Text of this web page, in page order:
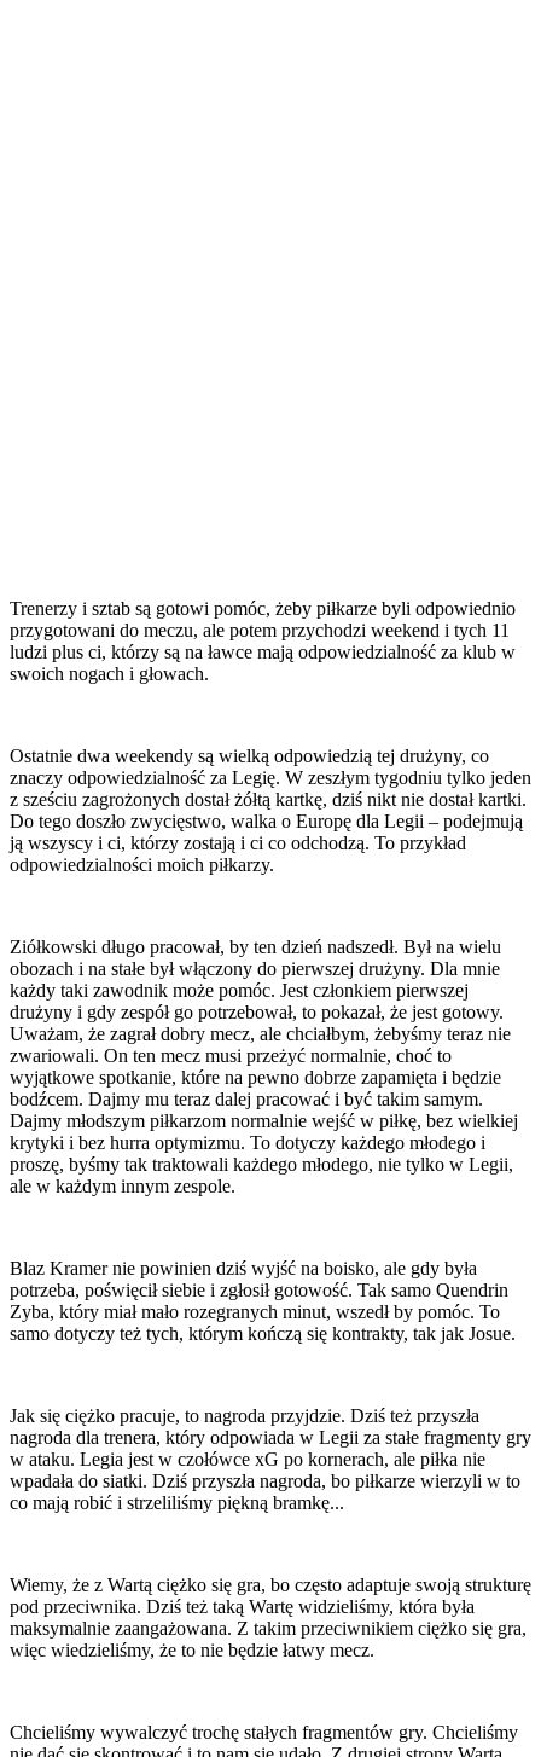
Trenerzy i sztab są gotowi pomóc, żeby piłkarze byli odpowiednio
przygotowani do meczu, ale potem przychodzi weekend i tych 11
ludzi plus ci, którzy są na ławce mają odpowiedzialność za klub w
swoich nogach i głowach.
Ostatnie dwa weekendy są wielką odpowiedzią tej drużyny, co
znaczy odpowiedzialność za Legię. W zeszłym tygodniu tylko jeden
z sześciu zagrożonych dostał żółtą kartkę, dziś nikt nie dostał kartki.
Do tego doszło zwycięstwo, walka o Europę dla Legii – podejmują
ją wszyscy i ci, którzy zostają i ci co odchodzą. To przykład
odpowiedzialności moich piłkarzy.
Ziółkowski długo pracował, by ten dzień nadszedł. Był na wielu
obozach i na stałe był włączony do pierwszej drużyny. Dla mnie
każdy taki zawodnik może pomóc. Jest członkiem pierwszej
drużyny i gdy zespół go potrzebował, to pokazał, że jest gotowy.
Uważam, że zagrał dobry mecz, ale chciałbym, żebyśmy teraz nie
zwariowali. On ten mecz musi przeżyć normalnie, choć to
wyjątkowe spotkanie, które na pewno dobrze zapamięta i będzie
bodźcem. Dajmy mu teraz dalej pracować i być takim samym.
Dajmy młodszym piłkarzom normalnie wejść w piłkę, bez wielkiej
krytyki i bez hurra optymizmu. To dotyczy każdego młodego i
proszę, byśmy tak traktowali każdego młodego, nie tylko w Legii,
ale w każdym innym zespole.
Blaz Kramer nie powinien dziś wyjść na boisko, ale gdy była
potrzeba, poświęcił siebie i zgłosił gotowość. Tak samo Quendrin
Zyba, który miał mało rozegranych minut, wszedł by pomóc. To
samo dotyczy też tych, którym kończą się kontrakty, tak jak Josue.
Jak się ciężko pracuje, to nagroda przyjdzie. Dziś też przyszła
nagroda dla trenera, który odpowiada w Legii za stałe fragmenty gry
w ataku. Legia jest w czołówce xG po kornerach, ale piłka nie
wpadała do siatki. Dziś przyszła nagroda, bo piłkarze wierzyli w to
co mają robić i strzeliliśmy piękną bramkę...
Wiemy, że z Wartą ciężko się gra, bo często adaptuje swoją strukturę
pod przeciwnika. Dziś też taką Wartę widzieliśmy, która była
maksymalnie zaangażowana. Z takim przeciwnikiem ciężko się gra,
więc wiedzieliśmy, że to nie będzie łatwy mecz.
Chcieliśmy wywalczyć trochę stałych fragmentów gry. Chcieliśmy